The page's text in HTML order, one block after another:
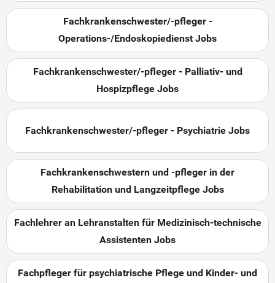
Fachkrankenschwester/-pfleger -
Operations-/Endoskopiedienst Jobs
Fachkrankenschwester/-pfleger - Palliativ- und
Hospizpflege Jobs
Fachkrankenschwester/-pfleger - Psychiatrie Jobs
Fachkrankenschwestern und -pfleger in der
Rehabilitation und Langzeitpflege Jobs
Fachlehrer an Lehranstalten für Medizinisch-technische
Assistenten Jobs
Fachpfleger für psychiatrische Pflege und Kinder- und